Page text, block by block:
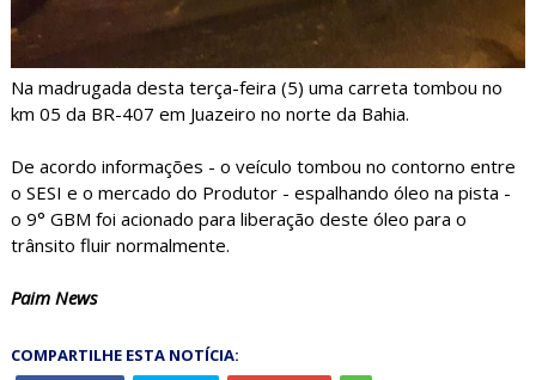
Na madrugada desta terça-feira (5) uma carreta tombou no
km 05 da BR-407 em Juazeiro no norte da Bahia.
De acordo informações - o veículo tombou no contorno entre
o SESI e o mercado do Produtor - espalhando óleo na pista -
o 9° GBM foi acionado para liberação deste óleo para o
trânsito fluir normalmente.
Paim News
COMPARTILHE ESTA NOTÍCIA: